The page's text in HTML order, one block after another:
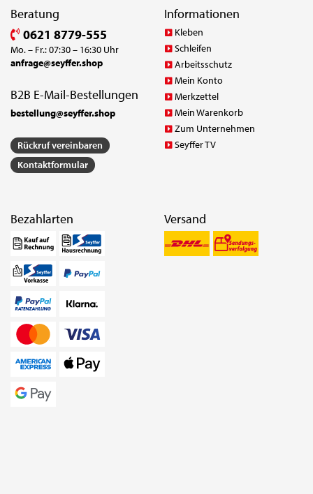
Beratung
0621 8779-555
Mo. – Fr.: 07:30 – 16:30 Uhr
anfrage@seyffer.shop
B2B E-Mail-Bestellungen
bestellung@seyffer.shop
Rückruf vereinbaren
Kontaktformular
Informationen
Kleben
Schleifen
Arbeitsschutz
Mein Konto
Merkzettel
Mein Warenkorb
Zum Unternehmen
Seyffer TV
Bezahlarten Versand